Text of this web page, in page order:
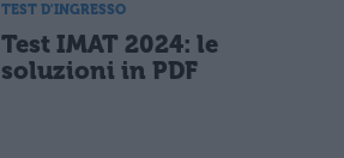
TEST D'INGRESSO
Test IMAT 2024: le
soluzioni in PDF